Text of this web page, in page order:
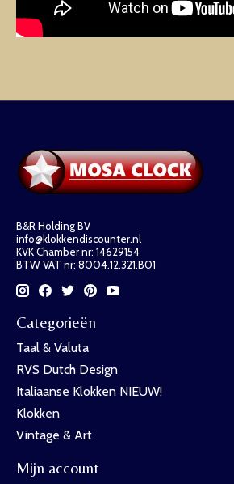
B&R Holding BV
info@klokkendiscounter.nl
KVK Chamber nr: 14629154
BTW VAT nr: 8004.12.321.B01
Categorieën
Taal & Valuta
RVS Dutch Design
Italiaanse Klokken NIEUW!
Klokken
Vintage & Art
Mijn account